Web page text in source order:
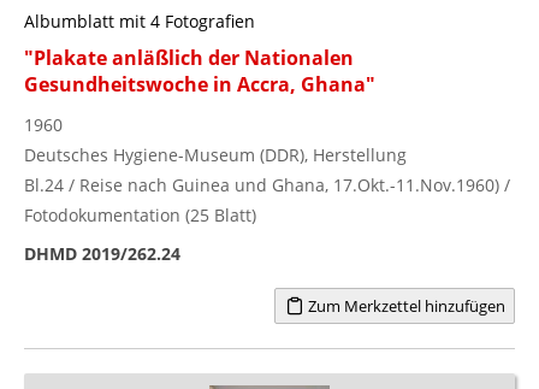
Albumblatt mit 4 Fotografien
"Plakate anläßlich der Nationalen
Gesundheitswoche in Accra, Ghana"
1960
Deutsches Hygiene-Museum (DDR), Herstellung
Bl.24 / Reise nach Guinea und Ghana, 17.Okt.-11.Nov.1960) /
Fotodokumentation (25 Blatt)
DHMD 2019/262.24
Zum Merkzettel hinzufügen